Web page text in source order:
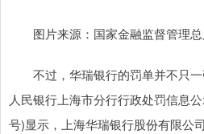
图片来源：国家金融监督管理
不过，华瑞银行的罚单并不只
人民银行上海市分行行政处罚信息
号)显示，上海华瑞银行股份有限公